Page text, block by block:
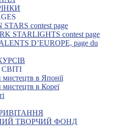
contest page
STARLIGHTS contest page
D’EUROPE, page du
в Японії
в Кореї
ТВОРЧИЙ ФОНД